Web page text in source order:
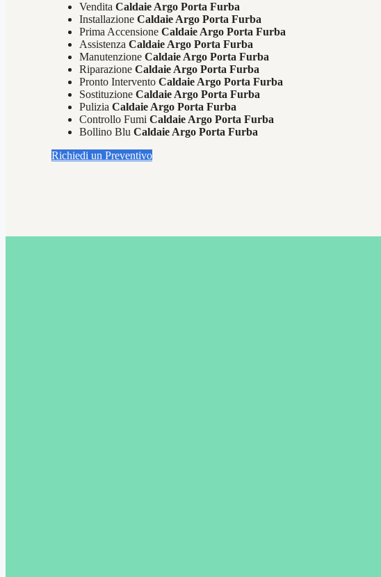
VenditaCaldaie Argo Porta Furba
InstallazioneCaldaie Argo Porta Furba
Prima AccensioneCaldaie Argo Porta Furba
AssistenzaCaldaie Argo Porta Furba
ManutenzioneCaldaie Argo Porta Furba
RiparazioneCaldaie Argo Porta Furba
Pronto InterventoCaldaie Argo Porta Furba
SostituzioneCaldaie Argo Porta Furba
PuliziaCaldaie Argo Porta Furba
Controllo FumiCaldaie Argo Porta Furba
Bollino BluCaldaie Argo Porta Furba
Richiedi un Preventivo